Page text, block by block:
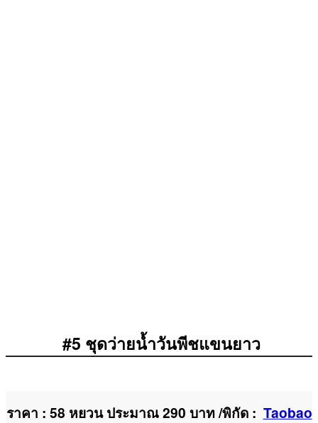
#5 ชุดว่ายน้ำวันพีชแขนยาว
ราคา : 58 หยวน ประมาณ 290 บาท /พิกัด : Taobao